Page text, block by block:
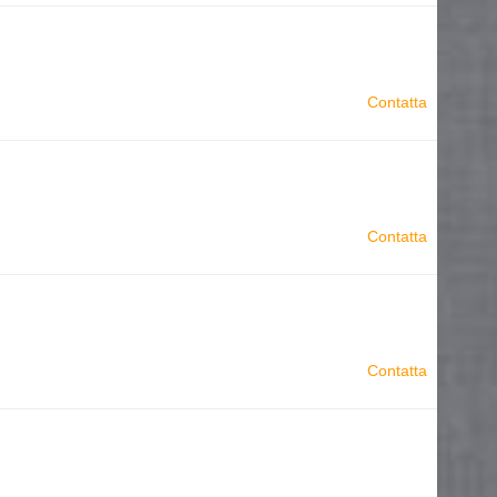
Contatta
Contatta
Contatta